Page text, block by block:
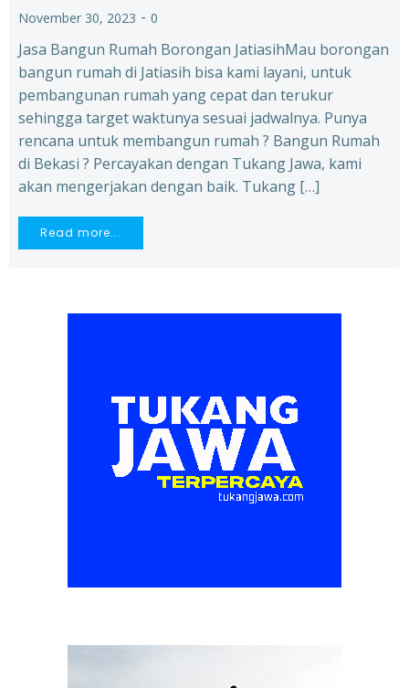
November 30, 2023 - 0
Jasa Bangun Rumah Borongan JatiasihMau borongan
bangun rumah di Jatiasih bisa kami layani, untuk
pembangunan rumah yang cepat dan terukur
sehingga target waktunya sesuai jadwalnya. Punya
rencana untuk membangun rumah ? Bangun Rumah
di Bekasi ? Percayakan dengan Tukang Jawa, kami
akan mengerjakan dengan baik. Tukang […]
Read more...